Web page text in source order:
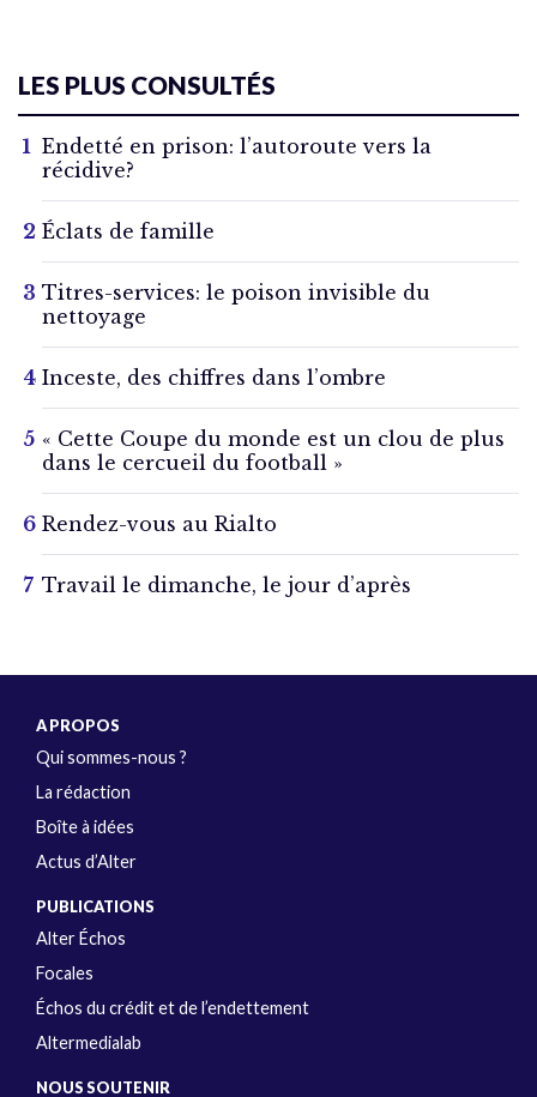
LES PLUS CONSULTÉS
Endetté en prison: l’autoroute vers la
récidive?
Éclats de famille
Titres-services: le poison invisible du
nettoyage
Inceste, des chiffres dans l’ombre
« Cette Coupe du monde est un clou de plus
dans le cercueil du football »
Rendez-vous au Rialto
Travail le dimanche, le jour d’après
A PROPOS
Qui sommes-nous ?
La rédaction
Boîte à idées
Actus d’Alter
PUBLICATIONS
Alter Échos
Focales
Échos du crédit et de l’endettement
Altermedialab
NOUS SOUTENIR